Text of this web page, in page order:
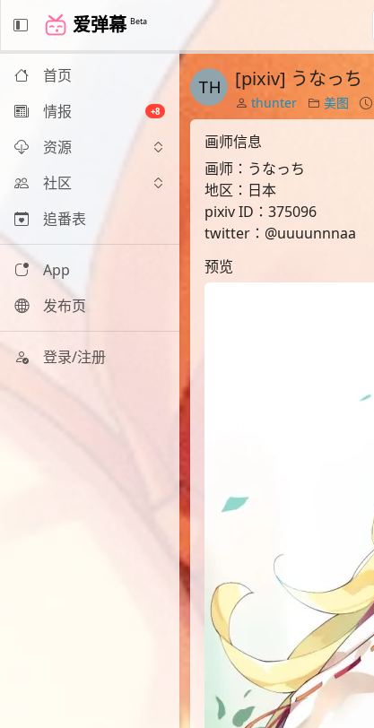
爱弹幕 Beta
首页
情报
+8
资源
社区
追番表
App
发布页
登录/注册
[pixiv] うなっち
thunter 美图
画师信息
画师：うなっち
地区：日本
pixiv ID：375096
twitter：@uuuunnnaa
预览